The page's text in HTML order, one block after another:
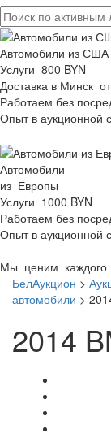
Автомобили из США
Услуги 800 BYN
Доставка в Минск
Работаем без
Опыт в аукционной
Автомобили
из Европы
Услуги 1000 BYN
Работаем без
Опыт в аукционной
Мы ценим каждого
БелАукцион >
автомобили >
2014